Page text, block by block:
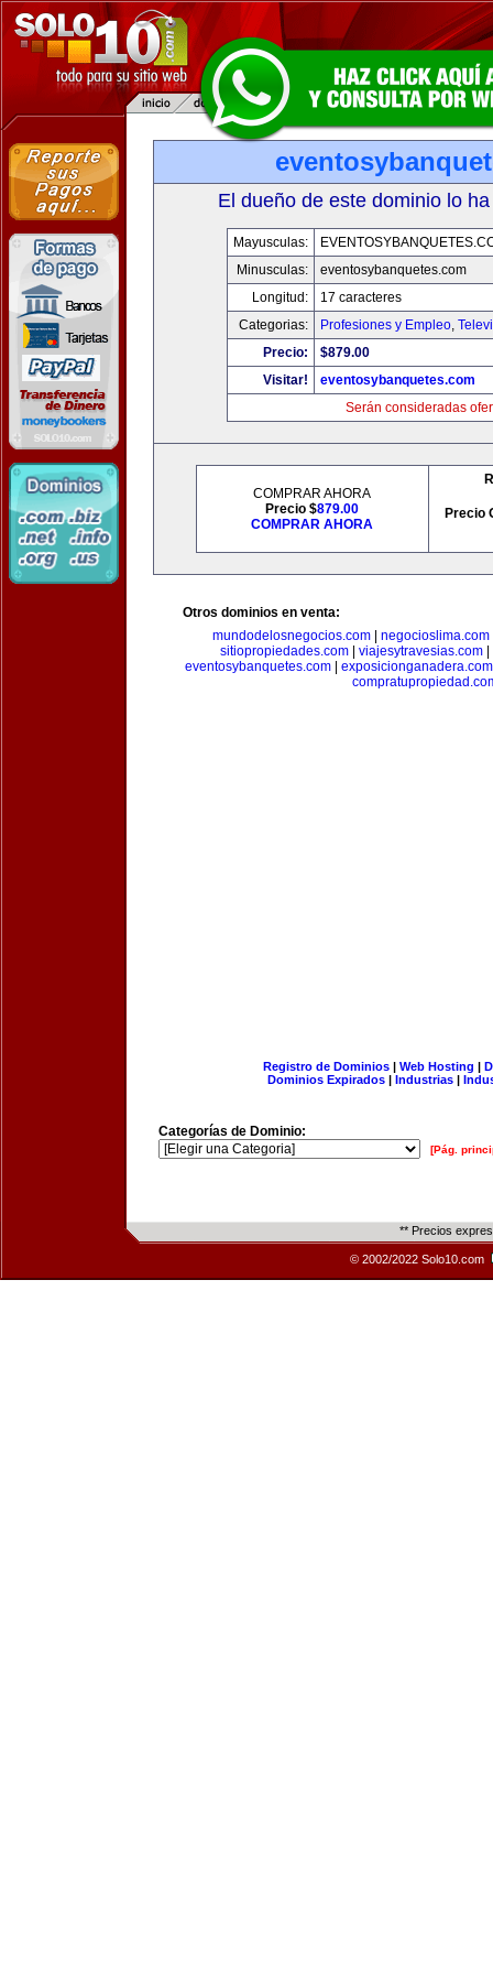
El dueño de este dominio lo
Mayusculas:
Minusculas:
eventosybanquetes.com
Longitud:
17 caracteres
Categorias:
Profesiones y Empleo,
Precio:
$879.00
Visitar!
eventosybanquetes.com
Serán consideradas
COMPRAR AHORA
Precio $879.00
COMPRAR AHORA
Precio
Otros dominios en venta:
mundodelosnegocios.com| negocioslima.com
sitiopropiedades.com| viajesytravesias.com|
eventosybanquetes.com| exposicionganadera.com
Registro de Dominios| Web Hosting |
Dominios Expirados | Industrias |
Categorías de Dominio:
[Pág.
** Precios
© 2002/2022 Solo10.com